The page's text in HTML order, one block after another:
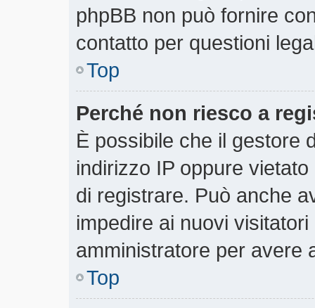
phpBB non può fornire
contatto per questioni
Top
Perché non riesco a
È possibile che il gestore
indirizzo IP oppure
di registrare. Può anche
impedire ai nuovi
amministratore per avere
Top